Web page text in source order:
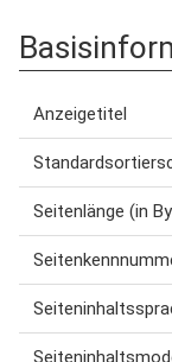
Anzeigetitel
Seitenlänge (in